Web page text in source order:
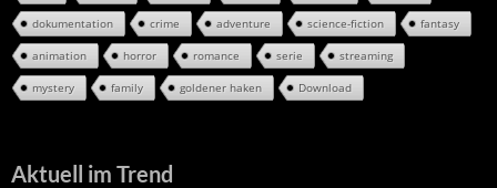
dokumentation crime adventure science-fiction fantasy
animation horror romance serie streaming
mystery family goldener haken Download
Aktuell im Trend